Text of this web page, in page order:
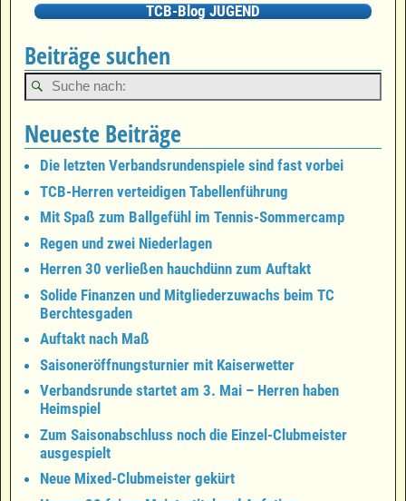
TCB-Blog JUGEND
Beiträge suchen
Neueste Beiträge
Die letzten Verbandsrundenspiele sind fast vorbei
TCB-Herren verteidigen Tabellenführung
Mit Spaß zum Ballgefühl im Tennis-Sommercamp
Regen und zwei Niederlagen
Herren 30 verließen hauchdünn zum Auftakt
Solide Finanzen und Mitgliederzuwachs beim TC
Berchtesgaden
Auftakt nach Maß
Saisoneröffnungsturnier mit Kaiserwetter
Verbandsrunde startet am 3. Mai – Herren haben
Heimspiel
Zum Saisonabschluss noch die Einzel-Clubmeister
ausgespielt
Neue Mixed-Clubmeister gekürt